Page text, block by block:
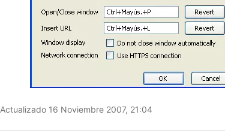
Actualizado 16 Noviembre 2007, 21:04